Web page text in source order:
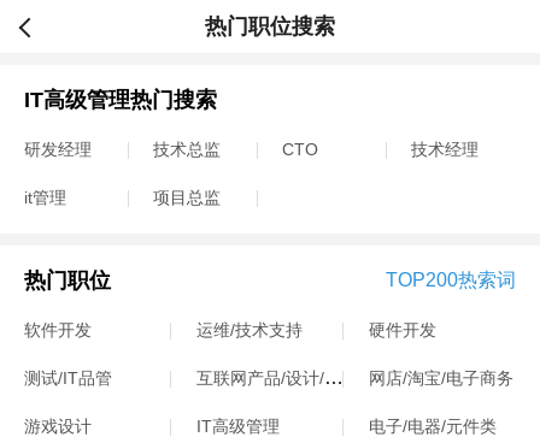
热门职位搜索
IT高级管理热门搜索
研发经理 技术总监 CTO 技术经理
it管理 项目总监
热门职位 TOP200热索词
软件开发 运维/技术支持 硬件开发
测试/IT品管 互联网产品/设计/运营 网店/淘宝/电子商务
游戏设计 IT高级管理 电子/电器/元件类